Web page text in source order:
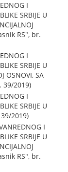
I
SRBIJE U
RS", br.
I
SRBIJE U
OSNOVI, SA
39/2019)
I
SRBIJE U
39/2019)
I
SRBIJE U
RS", br.